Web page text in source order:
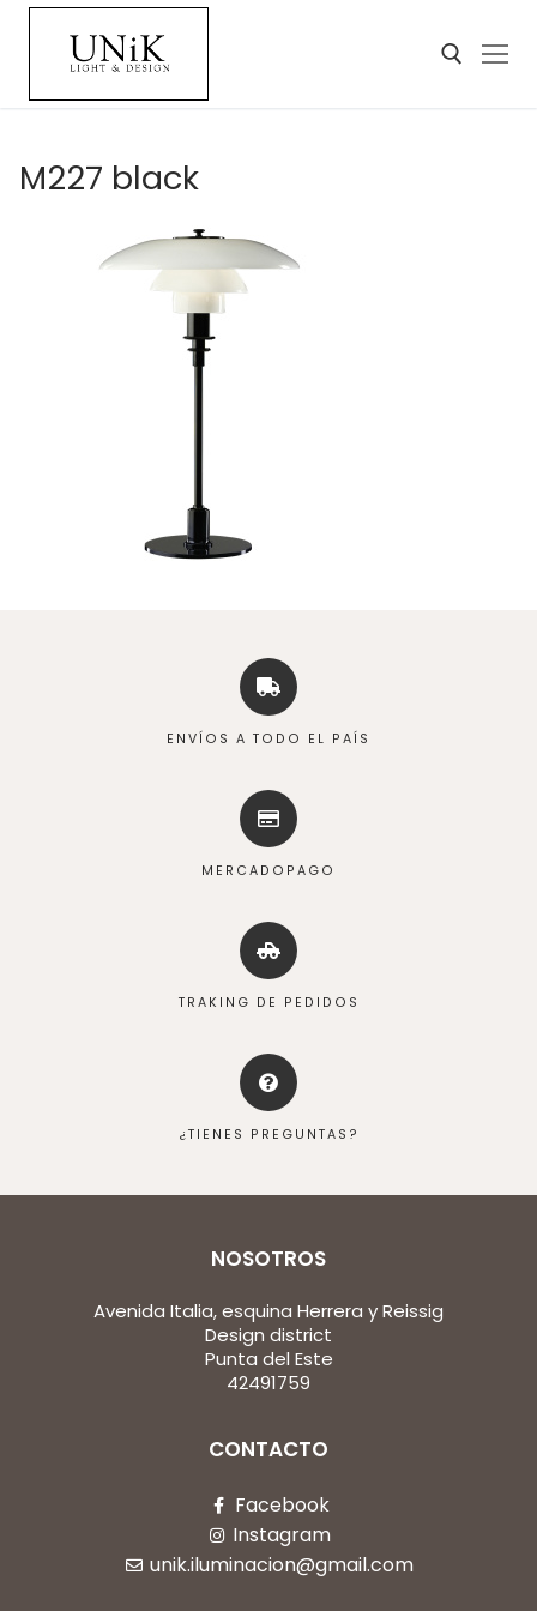
M227 black
ENVÍOS A TODO EL PAÍS
MERCADOPAGO
TRAKING DE PEDIDOS
¿TIENES PREGUNTAS?
NOSOTROS
Avenida Italia, esquina Herrera y Reissig
Design district
Punta del Este
42491759
CONTACTO
Facebook
Instagram
unik.iluminacion@gmail.com